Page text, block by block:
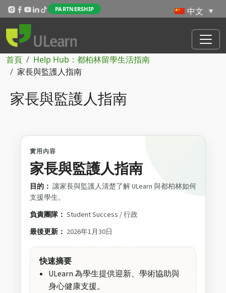
Skip to main content
PARTNERSHIP
導航連結
首頁
Help Hub：都柏林留學生活指南
家長與監護人指南
家長與監護人指南
實用內容
家長與監護人指南
目的： 讓家長與監護人清楚了解 ULearn 與都柏林如何
支援學生。
負責團隊： Student Success / 行政
最後更新： 2026年1月30日
快速摘要
ULearn 為學生提供迎新、學術協助與
身心健康支援。